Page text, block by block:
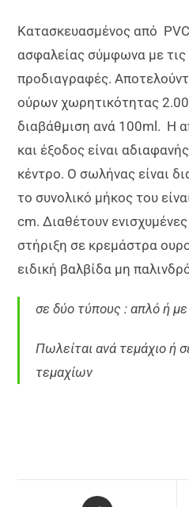
Κατασκευασμένος από
ασφαλείας σύμφωνα με τις
προδιαγραφές.
ούρων χωρητικότητας
διαβάθμιση ανά 100ml. Η
και έξοδος είναι
κέντρο. Ο σωλήνας είναι
το συνολικό μήκος του
cm. Διαθέτουν
στήριξη σε κρεμάστρα
ειδική βαλβίδα μη
σε δύο τύπους : απλό ή
Πωλείται ανά τεμάχιο ή
τεμαχίων